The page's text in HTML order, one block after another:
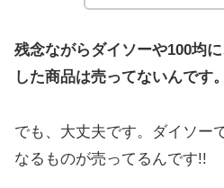
残念ながらダイソーや100均
した商品は売ってないんです。
でも、大丈夫です。ダイソー
なるものが売ってるんです!!